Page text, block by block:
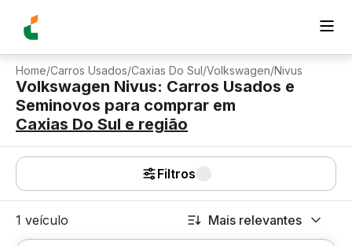
Home/Carros Usados/Caxias Do Sul/Volkswagen/Nivus
Volkswagen Nivus: Carros Usados e
Seminovos para comprar em
Caxias Do Sul e região
Filtros
1 veículo Mais relevantes